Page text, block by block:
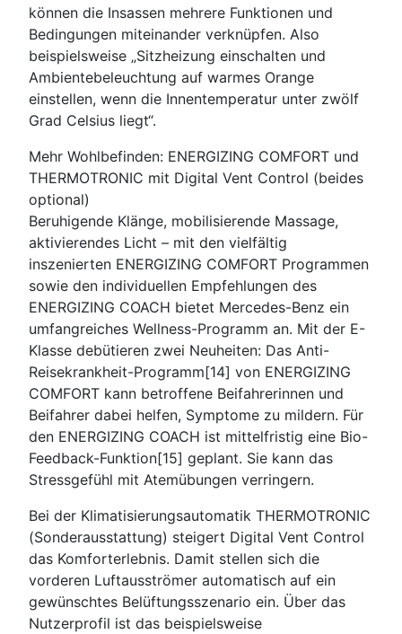
können die Insassen mehrere Funktionen und
Bedingungen miteinander verknüpfen. Also
beispielsweise „Sitzheizung einschalten und
Ambientebeleuchtung auf warmes Orange
einstellen, wenn die Innentemperatur unter zwölf
Grad Celsius liegt“.
Mehr Wohlbefinden: ENERGIZING COMFORT und
THERMOTRONIC mit Digital Vent Control (beides
optional)
Beruhigende Klänge, mobilisierende Massage,
aktivierendes Licht – mit den vielfältig
inszenierten ENERGIZING COMFORT Programmen
sowie den individuellen Empfehlungen des
ENERGIZING COACH bietet Mercedes-Benz ein
umfangreiches Wellness-Programm an. Mit der E-
Klasse debütieren zwei Neuheiten: Das Anti-
Reisekrankheit-Programm[14] von ENERGIZING
COMFORT kann betroffene Beifahrerinnen und
Beifahrer dabei helfen, Symptome zu mildern. Für
den ENERGIZING COACH ist mittelfristig eine Bio-
Feedback-Funktion[15] geplant. Sie kann das
Stressgefühl mit Atemübungen verringern.
Bei der Klimatisierungsautomatik THERMOTRONIC
(Sonderausstattung) steigert Digital Vent Control
das Komforterlebnis. Damit stellen sich die
vorderen Luftausströmer automatisch auf ein
gewünschtes Belüftungsszenario ein. Über das
Nutzerprofil ist das beispielsweise